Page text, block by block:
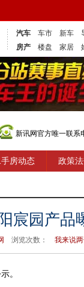
汽车 车市 新车
房产
楼盘 家居
新讯网官方唯一联
手房动态 政策
宸园产品
浏览次数： 我来说
。